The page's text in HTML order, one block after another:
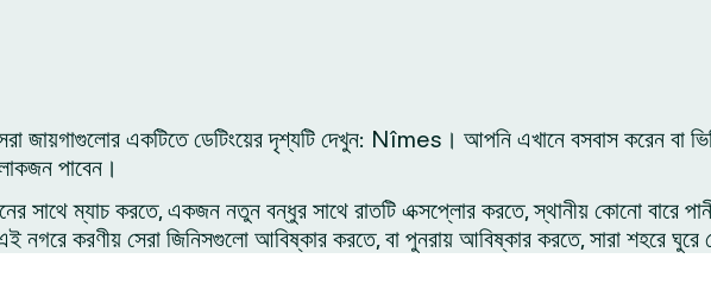
জায়গাগুলোর একটিতে ডেটিংয়ের দৃশ্যটি দেখুন: Nîmes। আপনি এখানে বসবাস করেন বা
পাবেন।
ম্যাচ করতে, একজন নতুন বন্ধুর সাথে রাতটি এক্সপ্লোর করতে, স্থানীয় কোনো বারে
করণীয় সেরা জিনিসগুলো আবিষ্কার করতে, বা পুনরায় আবিষ্কার করতে, সারা শহরে ঘুরে